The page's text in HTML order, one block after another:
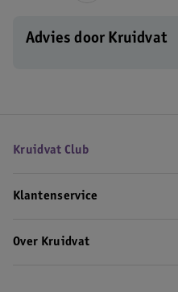
Advies door Kruidvat
Kruidvat Club
Klantenservice
Over Kruidvat